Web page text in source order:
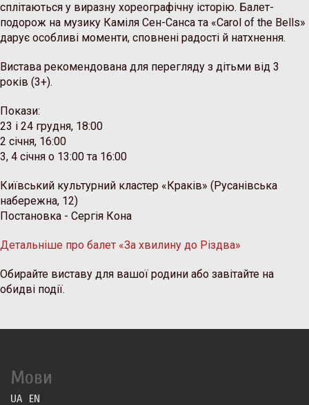
сплітаються у виразну хореографічну історію. Балет-
подорож на музику Каміля Сен-Санса та «Carol of the Bells»
дарує особливі моменти, сповнені радості й натхнення.
Вистава рекомендована для перегляду з дітьми від 3
років (3+).
Покази:
23 і 24 грудня, 18:00
2 січня, 16:00
3, 4 січня о 13:00 та 16:00
Київський культурний кластер «Краків» (Русанівська
набережна, 12)
Постановка - Сергія Кона
Детальніше про балет «За хвилину до Різдва»
Обирайте виставу для вашої родини або завітайте на
обидві події.
Мови
UA EN